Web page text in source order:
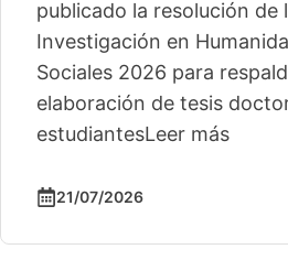
publicado la resolución de
Investigación en
Sociales 2026 para
elaboración de tesis
estudiantesLeer más
21/07/2026